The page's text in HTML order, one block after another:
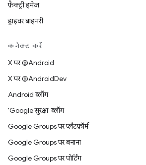
फ़ैक्ट्री इमेज
ड्राइवर बाइनरी
कनेक्ट करें
X पर @Android
X पर @AndroidDev
Android ब्लॉग
'Google सुरक्षा' ब्लॉग
Google Groups पर प्लैटफ़ॉर्म
Google Groups पर बनाना
Google Groups पर पोर्टिंग